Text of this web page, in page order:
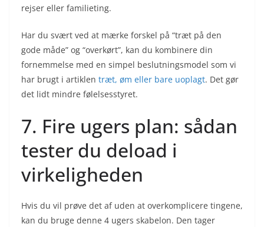
rejser eller familieting.
Har du svært ved at mærke forskel på “træt på den
gode måde” og “overkørt”, kan du kombinere din
fornemmelse med en simpel beslutningsmodel som vi
har brugt i artiklen træt, øm eller bare uoplagt. Det gør
det lidt mindre følelsesstyret.
7. Fire ugers plan: sådan
tester du deload i
virkeligheden
Hvis du vil prøve det af uden at overkomplicere tingene,
kan du bruge denne 4 ugers skabelon. Den tager